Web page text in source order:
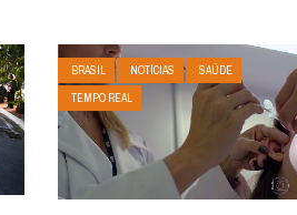
BRASIL NOTÍCIAS
SAÚDE
TEMPO REAL